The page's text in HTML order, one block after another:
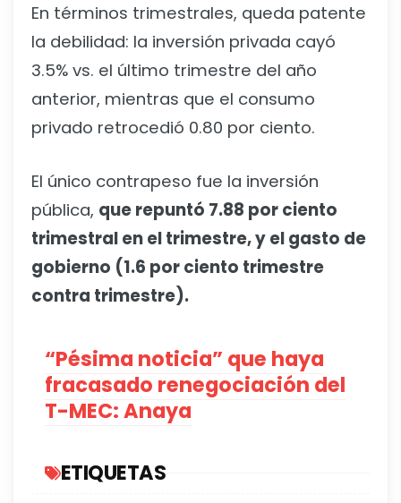
En términos trimestrales, queda patente
la debilidad: la inversión privada cayó
3.5% vs. el último trimestre del año
anterior, mientras que el consumo
privado retrocedió 0.80 por ciento.
El único contrapeso fue la inversión
pública, que repuntó 7.88 por ciento
trimestral en el trimestre, y el gasto de
gobierno (1.6 por ciento trimestre
contra trimestre).
“Pésima noticia” que haya
fracasado renegociación del
T-MEC: Anaya
ETIQUETAS